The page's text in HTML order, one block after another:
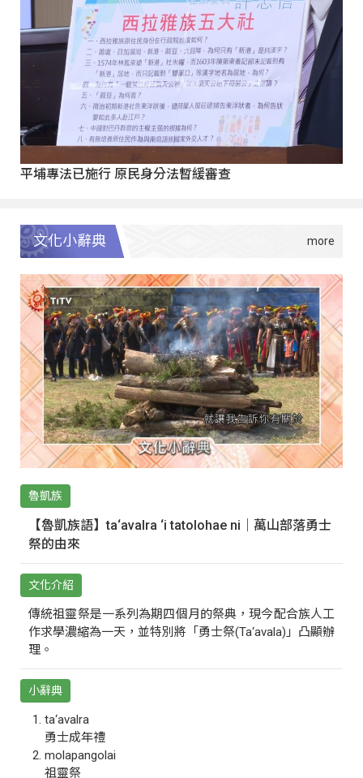
平埔專法已施行 原民身分法暫緩審查
文化小辭典
魯凱族
【魯凱族語】ta‘avalra ‘i tatolohae ni｜萬山部落勇士
祭的由來
文化介紹
傳統祖靈祭是一系列為期四個月的祭典，現今配合族人工
作求學濃縮為一天，並特別將「勇士祭(Ta‘avala)」凸顯辦
理。
小辭典
ta‘avalra
勇士成年禮
molapangolai
祖靈祭